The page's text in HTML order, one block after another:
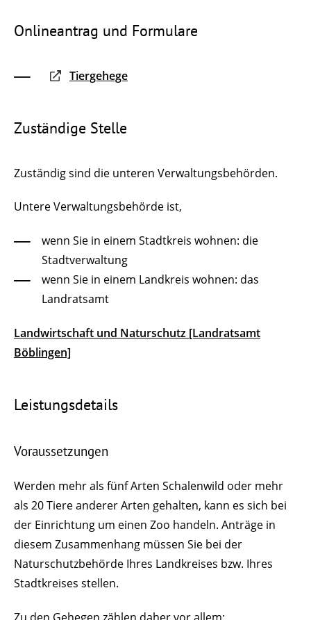
Onlineantrag und Formulare
Tiergehege
Zuständige Stelle
Zuständig sind die unteren Verwaltungsbehörden.
Untere Verwaltungsbehörde ist,
wenn Sie in einem Stadtkreis wohnen: die
Stadtverwaltung
wenn Sie in einem Landkreis wohnen: das
Landratsamt
Landwirtschaft und Naturschutz [Landratsamt
Böblingen]
Leistungsdetails
Voraussetzungen
Werden mehr als fünf Arten Schalenwild oder mehr
als 20 Tiere anderer Arten gehalten, kann es sich bei
der Einrichtung um einen Zoo handeln. Anträge in
diesem Zusammenhang müssen Sie bei der
Naturschutzbehörde Ihres Landkreises bzw. Ihres
Stadtkreises stellen.